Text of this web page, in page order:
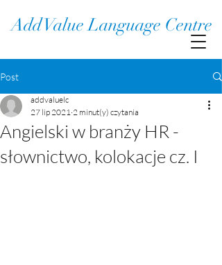
Add Value Language Centre
Post
Angielski w branży HR -
słownictwo, kolokacje cz. I
addvaluelc
27 lip 2021 2 minut(y) czytania